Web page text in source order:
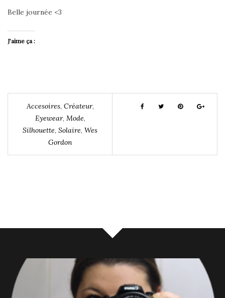
Belle journée <3
J’aime ça :
Accesoires, Créateur,
Eyewear, Mode,
Silhouette, Solaire, Wes
Gordon